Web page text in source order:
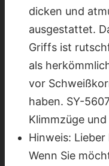
dicken und
ausgestattet.
Griffs ist
als
vor
haben. SY-
Klimmzüge
Hinweis:
Wenn Sie